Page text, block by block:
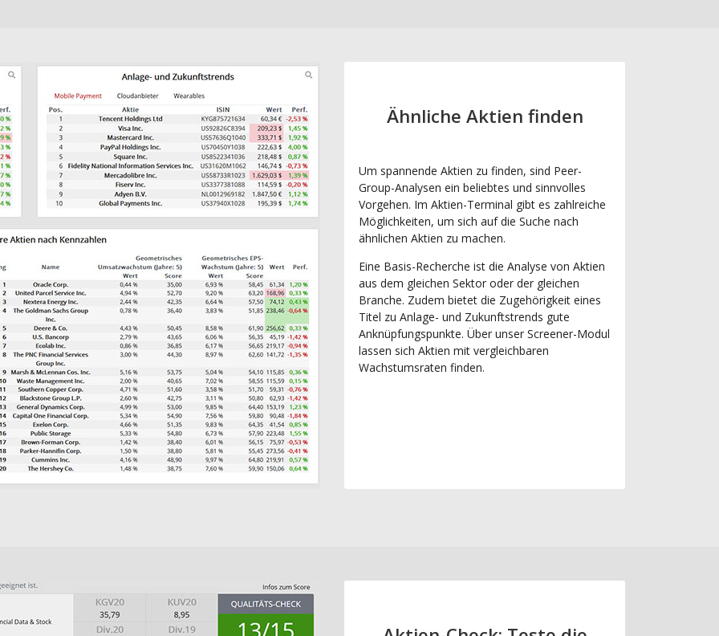
Ähnliche Aktien finden
Um spannende Aktien zu finden, sind Peer-
Group-Analysen ein beliebtes und sinnvolles
Vorgehen. Im Aktien-Terminal gibt es zahlreiche
Möglichkeiten, um sich auf die Suche nach
ähnlichen Aktien zu machen.
Eine Basis-Recherche ist die Analyse von Aktien
aus dem gleichen Sektor oder der gleichen
Branche. Zudem bietet die Zugehörigkeit eines
Titel zu Anlage- und Zukunftstrends gute
Anknüpfungspunkte. Über unser Screener-Modul
lassen sich Aktien mit vergleichbaren
Wachstumsraten finden.